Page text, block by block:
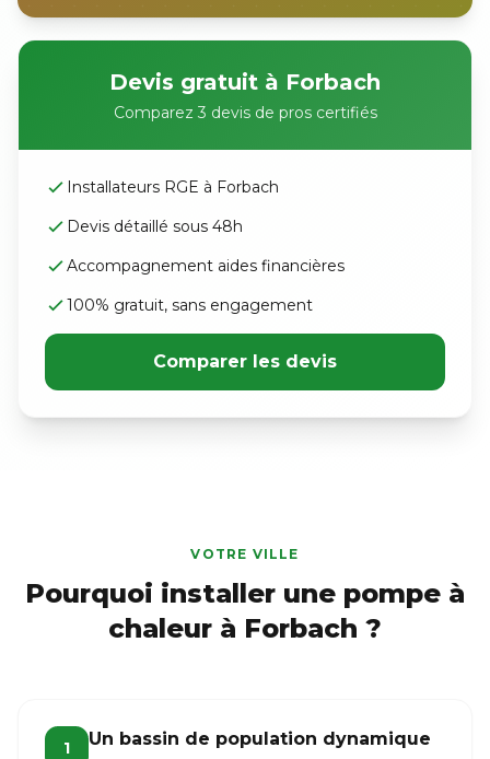
Devis gratuit à Forbach
Comparez 3 devis de pros certifiés
Installateurs RGE à Forbach
Devis détaillé sous 48h
Accompagnement aides financières
100% gratuit, sans engagement
Comparer les devis
VOTRE VILLE
Pourquoi installer une pompe à
chaleur à Forbach ?
1 Un bassin de population dynamique